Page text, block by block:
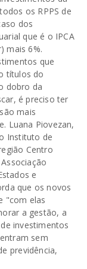
os RPPS de
dos
que é o IPCA
mais 6%.
que
títulos do
dobro da
é preciso ter
mais
Luana Piovezan,
Instituto de
Centro
e
que os novos
"com elas
a gestão, a
investimentos
sem
previdência,